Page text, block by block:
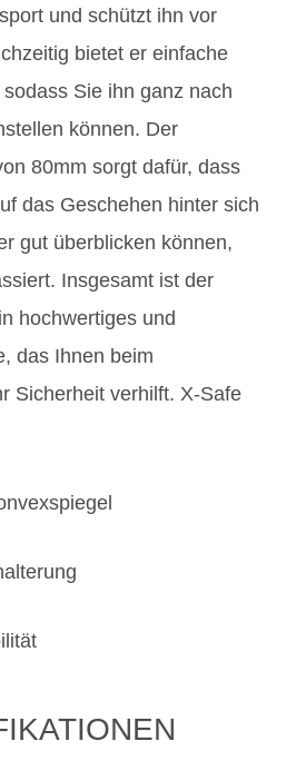
und schützt ihn vor
bietet er einfache
Sie ihn ganz nach
können. Der
80mm sorgt dafür, dass
das Geschehen hinter sich
gut überblicken können,
Insgesamt ist der
hochwertiges und
das Ihnen beim
Sicherheit verhilft. X-Safe